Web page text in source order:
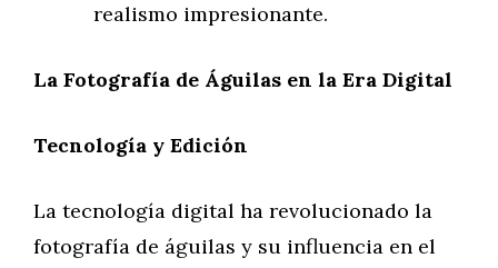
realismo impresionante.
La Fotografía de Águilas en la Era Digital
Tecnología y Edición
La tecnología digital ha revolucionado la
fotografía de águilas y su influencia en el